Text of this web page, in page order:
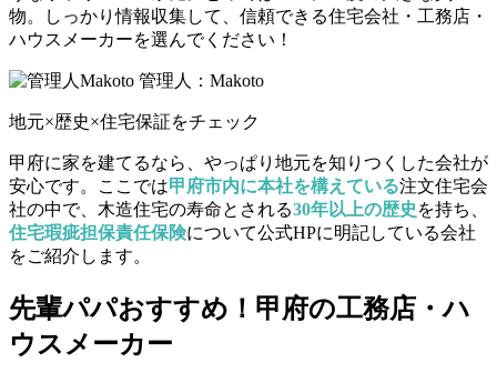
物。しっかり情報収集して、信頼できる住宅会社・工務店・
ハウスメーカーを選んでください！
管理人：Makoto
地元×歴史×住宅保証をチェック
甲府に家を建てるなら、やっぱり地元を知りつくした会社が
安心です。ここでは甲府市内に本社を構えている注文住宅会
社の中で、木造住宅の寿命とされる30年以上の歴史 を持ち、
住宅瑕疵担保責任保険について公式HPに明記している会社
をご紹介します。
先輩パパおすすめ！甲府の工務店・ハ
ウスメーカー